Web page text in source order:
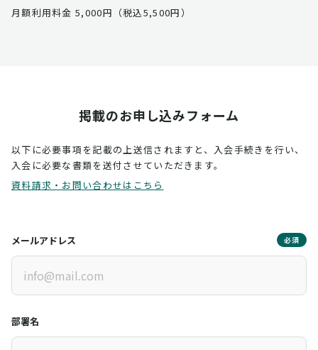
月額利用料金 5,000円（税込5,500円）
掲載のお申し込みフォーム
以下に必要事項を記載の上送信されますと、入会手続きを行い、
入会に必要な書類を送付させていただきます。
資料請求・お問い合わせはこちら
メールアドレス 必須
部署名